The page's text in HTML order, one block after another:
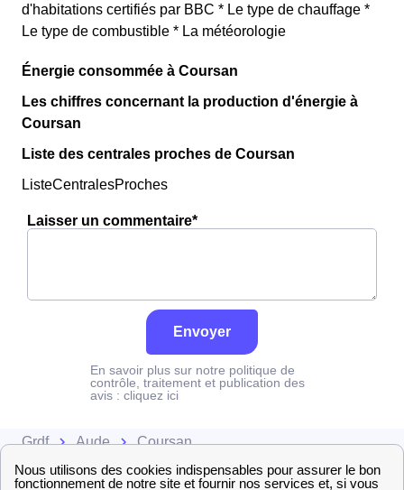
d'habitations certifiés par BBC * Le type de chauffage *
Le type de combustible * La météorologie
Énergie consommée à Coursan
Les chiffres concernant la production d'énergie à
Coursan
Liste des centrales proches de Coursan
ListeCentralesProches
Laisser un commentaire*
Envoyer
En savoir plus sur notre politique de
contrôle, traitement et publication des
avis : cliquez ici
Grdf Aude Coursan